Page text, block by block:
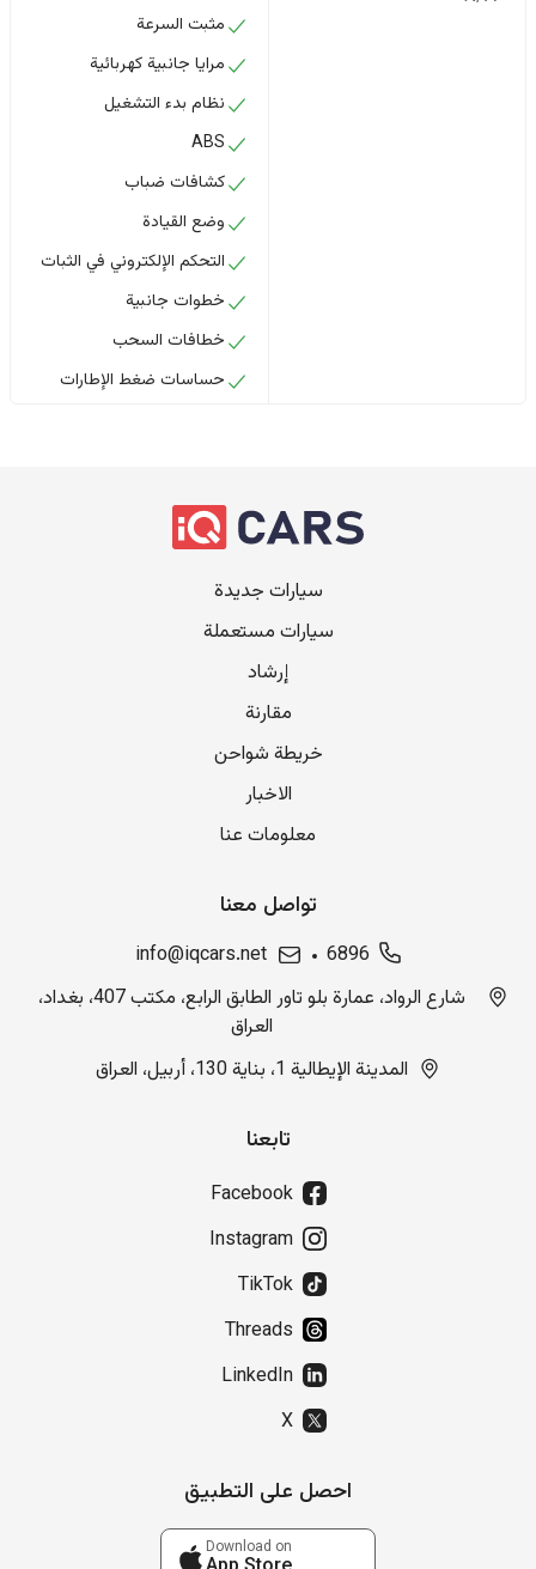
مثبت السرعة
مرايا جانبية كهربائية
نظام بدء التشغيل
ABS
كشافات ضباب
وضع القيادة
التحكم الإلكتروني في الثبات
خطوات جانبية
خطافات السحب
حساسات ضغط الإطارات
سيارات جديدة
سيارات مستعملة
إرشاد
مقارنة
خريطة شواحن
الاخبار
معلومات عنا
تواصل معنا
6896
info@iqcars.net
شارع الرواد، عمارة بلو تاور الطابق الرابع، مكتب 407، بغداد،
العراق
المدينة الإيطالية 1، بناية 130، أربيل، العراق
تابعنا
Facebook
Instagram
TikTok
Threads
LinkedIn
X
احصل على التطبيق
Download on